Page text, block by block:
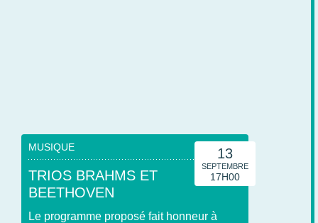
MUSIQUE
TRIOS BRAHMS ET
BEETHOVEN
13
SEPTEMBRE
17H00
Le programme proposé fait honneur à